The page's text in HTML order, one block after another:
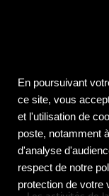
En poursuivant
ce site, vous
et l'utilisation de
poste, notamment
d'analyse
respect de notre
protection de votre